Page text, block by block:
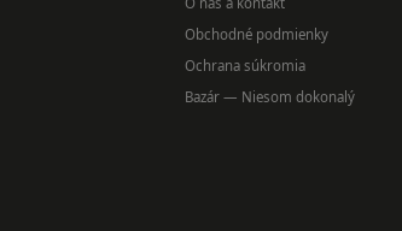
Obchodné podmienky
Ochrana súkromia
Bazár — Niesom dokonalý